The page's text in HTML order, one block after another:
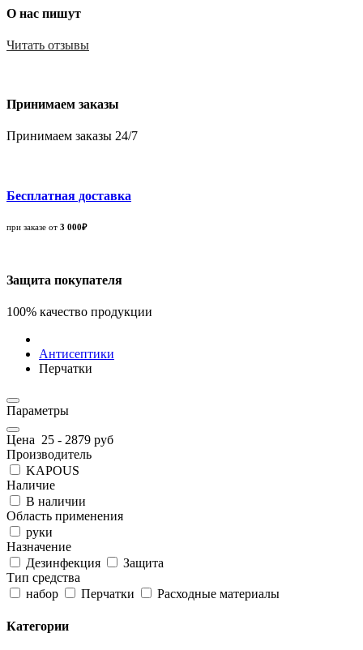
О нас пишут
Читать отзывы
Принимаем заказы
Принимаем заказы 24/7
Бесплатная доставка
при заказе от 3 000₽
Защита покупателя
100% качество продукции
Антисептики
Перчатки
Параметры
Цена 25 - 2879 руб
Производитель
KAPOUS
Наличие
В наличии
Область применения
руки
Назначение
Дезинфекция
Защита
Тип средства
набор
Перчатки Расходные материалы
Категории